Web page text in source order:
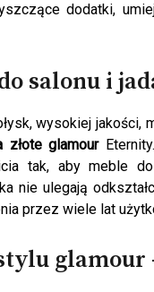
dodatki,
salonu i
wysokiej
złote glamour
tak, aby meble
nie ulegają
przez wiele lat